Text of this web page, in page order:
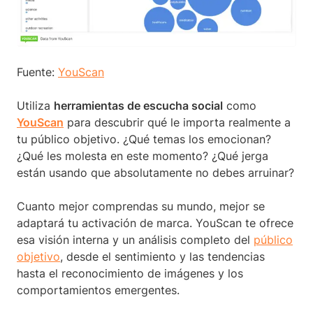
Fuente: YouScan
Utiliza herramientas de escucha social como
YouScan para descubrir qué le importa realmente a
tu público objetivo. ¿Qué temas los emocionan?
¿Qué les molesta en este momento? ¿Qué jerga
están usando que absolutamente no debes arruinar?
Cuanto mejor comprendas su mundo, mejor se
adaptará tu activación de marca. YouScan te ofrece
esa visión interna y un análisis completo del público
objetivo, desde el sentimiento y las tendencias
hasta el reconocimiento de imágenes y los
comportamientos emergentes.